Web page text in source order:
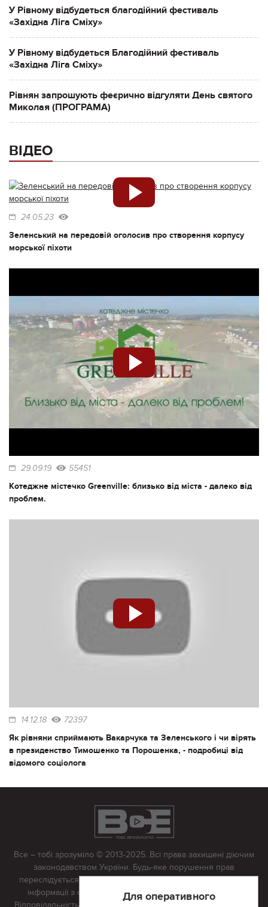
У Рівному відбудеться благодійний фестиваль
«Західна Ліга Сміху»
У Рівному відбудеться Благодійний фестиваль
«Західна Ліга Сміху»
Рівнян запрошують феєрично відгуляти День святого
Миколая (ПРОГРАМА)
ВІДЕО
24.05.23
Зеленський на передовій оголосив про створення корпусу
морської піхоти
29.09.19 55451
Котеджне містечко Greenville: близько від міста - далеко від
проблем.
14.12.18 72397
Як рівняни сприймають Вакарчука та Зеленського і чи вірять
в президенство Тимошенко та Порошенка, - подробиці від
відомого соціолога
Для оперативного
Все – тобі зрозуміло © 2013-2025. Всі права захищені діючим
законодавством України. Будь-яке порушення прав
переслідується в судовому порядку. Будь-яке відтворення
інформації з сайту тільки з письмово дозволу редакції.
Відповідальність за достовірність усіх матеріалів, розміщених